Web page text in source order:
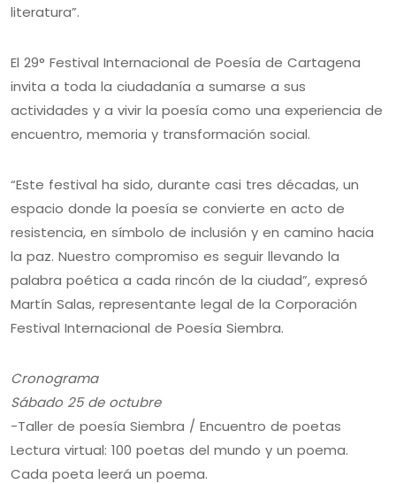
literatura”.
El 29° Festival Internacional de Poesía de Cartagena
invita a toda la ciudadanía a sumarse a sus
actividades y a vivir la poesía como una experiencia de
encuentro, memoria y transformación social.
“Este festival ha sido, durante casi tres décadas, un
espacio donde la poesía se convierte en acto de
resistencia, en símbolo de inclusión y en camino hacia
la paz. Nuestro compromiso es seguir llevando la
palabra poética a cada rincón de la ciudad”, expresó
Martín Salas, representante legal de la Corporación
Festival Internacional de Poesía Siembra.
Cronograma
Sábado 25 de octubre
-Taller de poesía Siembra / Encuentro de poetas
Lectura virtual: 100 poetas del mundo y un poema.
Cada poeta leerá un poema.